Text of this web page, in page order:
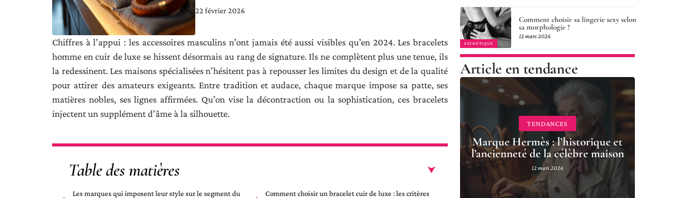
22 février 2026
Chiffres à l’appui : les accessoires masculins n’ont jamais été aussi visibles qu’en 2024. Les bracelets
homme en cuir de luxe se hissent désormais au rang de signature. Ils ne complètent plus une tenue, ils
la redessinent. Les maisons spécialisées n’hésitent pas à repousser les limites du design et de la qualité
pour attirer des amateurs exigeants. Entre tradition et audace, chaque marque impose sa patte, ses
matières nobles, ses lignes affirmées. Qu’on vise la décontraction ou la sophistication, ces bracelets
injectent un supplément d’âme à la silhouette.
Table des matières
Les marques qui imposent leur style sur le segment du
Comment choisir un bracelet cuir de luxe : les critères
ESTHÉTIQUE
Comment choisir sa lingerie sexy selon
sa morphologie ?
12 mars 2026
Article en tendance
TENDANCES
Marque Hermès : l’historique et
l’ancienneté de la célèbre maison
12 mars 2026